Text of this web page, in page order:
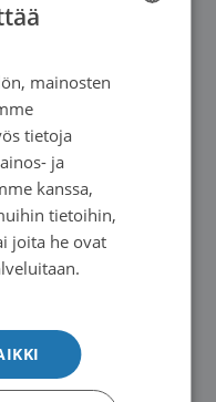
SWEDISH
mainosten
tietoja
ja
kanssa,
tietoihin,
joita he ovat